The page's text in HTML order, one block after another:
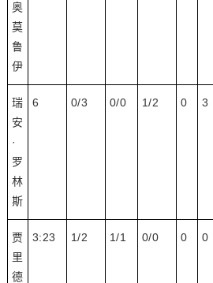
奥
莫
鲁
伊
瑞
安
·
罗
林
斯
6 0/3 0/0 1/2 0 3
贾
里
德
3:23 1/2 1/1 0/0 0 0